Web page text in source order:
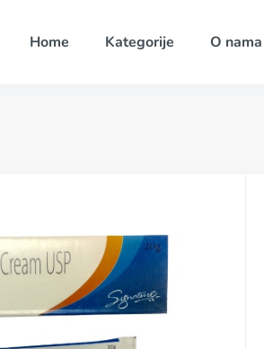
Home Kategorije O nama